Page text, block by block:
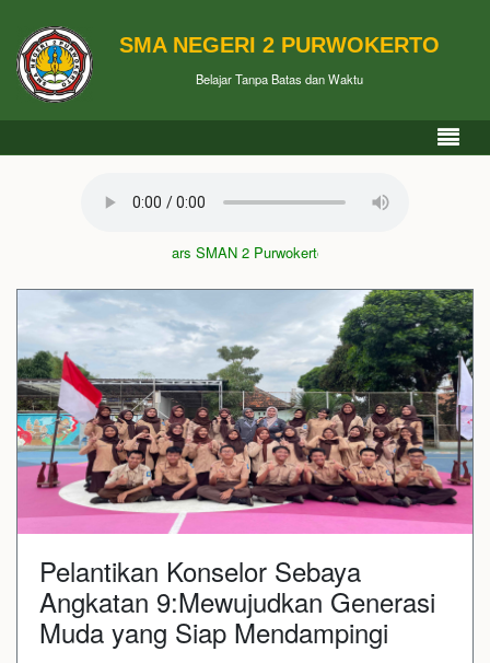
SMA NEGERI 2 PURWOKERTO
Belajar Tanpa Batas dan Waktu
Mars SMAN 2 Purwokerto
Pelantikan Konselor Sebaya
Angkatan 9:Mewujudkan Generasi
Muda yang Siap Mendampingi